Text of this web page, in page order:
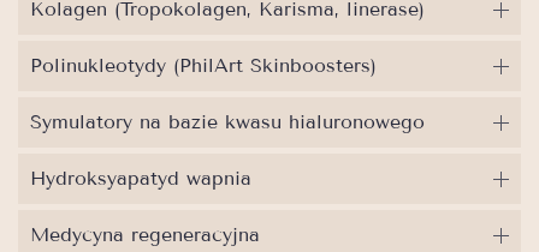
Kolagen (Tropokolagen, Karisma, linerase)
Polinukleotydy (PhilArt Skinboosters)
Symulatory na bazie kwasu hialuronowego
Hydroksyapatyd wapnia
Medycyna regeneracyjna